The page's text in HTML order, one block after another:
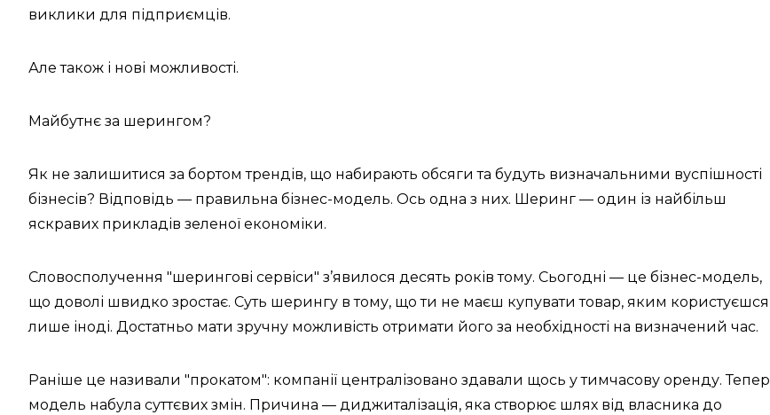
виклики для підприємців.
Але також і нові можливості.
Майбутнє за шерингом?
Як не залишитися за бортом трендів, що набирають обсяги та будуть визначальними вуспішності
бізнесів? Відповідь — правильна бізнес-модель. Ось одна з них. Шеринг — один із найбільш
яскравих прикладів зеленої економіки.
Словосполучення "шерингові сервіси" з’явилося десять років тому. Сьогодні — це бізнес-модель,
що доволі швидко зростає. Суть шерингу в тому, що ти не маєш купувати товар, яким користуєшся
лише іноді. Достатньо мати зручну можливість отримати його за необхідності на визначений час.
Раніше це називали "прокатом": компанії централізовано здавали щось у тимчасову оренду. Тепер
модель набула суттєвих змін. Причина — диджиталізація, яка створює шлях від власника до